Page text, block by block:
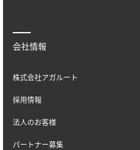
会社情報
株式会社アガルート
採用情報
法人のお客様
パートナー募集